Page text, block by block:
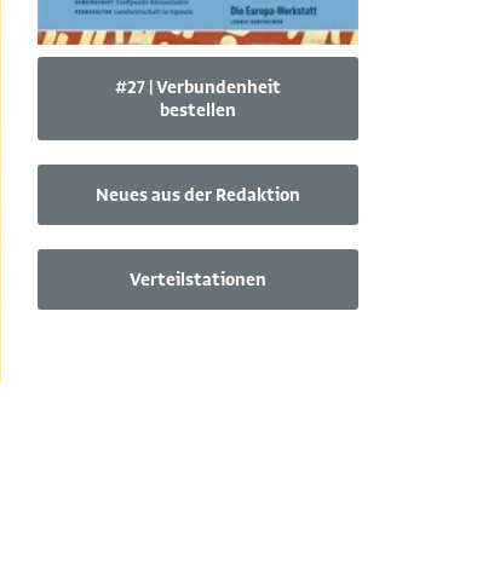
#27 | Verbundenheit
bestellen
Neues aus der Redaktion
Verteilstationen